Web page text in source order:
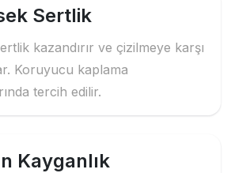
Sertlik
kazandırır ve çizilmeye karşı
Koruyucu kaplama
tercih edilir.
Kayganlık